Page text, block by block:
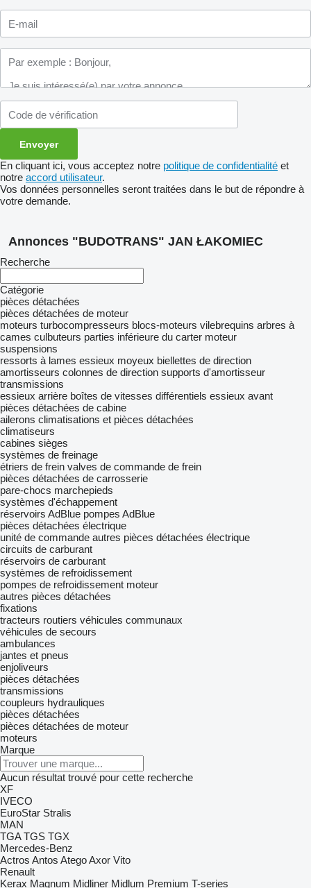
En cliquant ici, vous acceptez notre politique de confidentialité et
notre accord utilisateur.
Vos données personnelles seront traitées dans le but de répondre à
votre demande.
Annonces "BUDOTRANS" JAN ŁAKOMIEC
Recherche
Catégorie
pièces détachées
pièces détachées de moteur
moteurs turbocompresseurs blocs-moteurs vilebrequins arbres à
cames culbuteurs parties inférieure du carter moteur
suspensions
ressorts à lames essieux moyeux biellettes de direction
amortisseurs colonnes de direction supports d'amortisseur
transmissions
essieux arrière boîtes de vitesses différentiels essieux avant
pièces détachées de cabine
ailerons climatisations et pièces détachées
climatiseurs
cabines sièges
systèmes de freinage
étriers de frein valves de commande de frein
pièces détachées de carrosserie
pare-chocs marchepieds
systèmes d'échappement
réservoirs AdBlue pompes AdBlue
pièces détachées électrique
unité de commande autres pièces détachées électrique
circuits de carburant
réservoirs de carburant
systèmes de refroidissement
pompes de refroidissement moteur
autres pièces détachées
fixations
tracteurs routiers véhicules communaux
véhicules de secours
ambulances
jantes et pneus
enjoliveurs
pièces détachées
transmissions
coupleurs hydrauliques
pièces détachées
pièces détachées de moteur
moteurs
Marque
Aucun résultat trouvé pour cette recherche
XF
IVECO
EuroStar Stralis
MAN
TGA TGS TGX
Mercedes-Benz
Actros Antos AtegoAxor Vito
Renault
Kerax Magnum Midliner Midlum Premium T-series